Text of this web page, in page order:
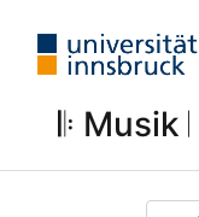
𝄆 Musik 𝄀